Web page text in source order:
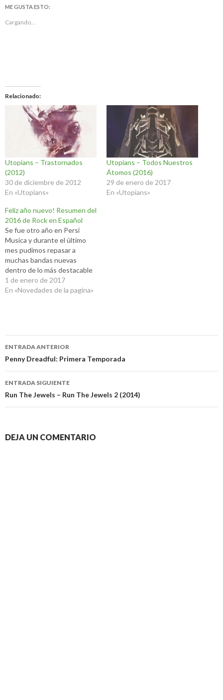
ME GUSTA ESTO:
Cargando...
Relacionado
Utopians – Trastornados
(2012)
30 de diciembre de 2012
En «Utopians»
Utopians – Todos Nuestros
Átomos (2016)
29 de enero de 2017
En «Utopians»
Feliz año nuevo! Resumen del
2016 de Rock en Español
Se fue otro año en Persi
Musica y durante el último
mes pudimos repasar a
muchas bandas nuevas
dentro de lo más destacable
del año. El Ranking del Sitio
estuvo armado con mayor
1 de enero de 2017
En «Novedades de la pagina»
Navegación
de
entradas
ENTRADA ANTERIOR
Penny Dreadful: Primera Temporada
ENTRADA SIGUIENTE
Run The Jewels – Run The Jewels 2 (2014)
DEJA UN COMENTARIO